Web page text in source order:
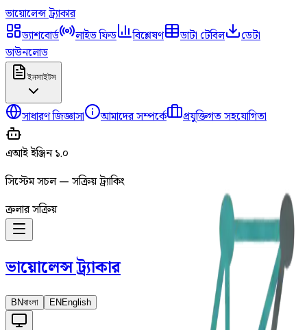
ভায়োলেন্সট্র্যাকার
ড্যাশবোর্ড
লাইভ ফিড বিশ্লেষণ ডাটা টেবিল
ডেটা
ডাউনলোড
ইনসাইটস
সাধারণ জিজ্ঞাসা আমাদের সম্পর্কে প্রযুক্তিগত সহযোগিতা
এআই ইঞ্জিন ১.০
সিস্টেম সচল — সক্রিয় ট্র্যাকিং
ক্রলার সক্রিয়
ভায়োলেন্সট্র্যাকার
BNবাংলা EN English